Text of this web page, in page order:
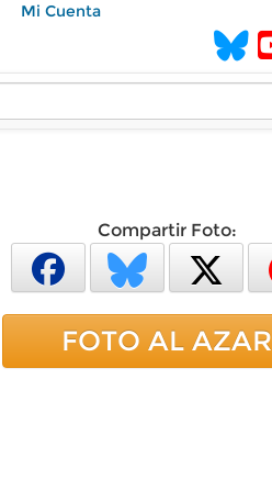
Mi Cuenta
Compartir Foto:
FOTO AL AZAR